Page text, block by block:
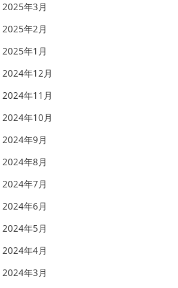
2025年3月
2025年2月
2025年1月
2024年12月
2024年11月
2024年10月
2024年9月
2024年8月
2024年7月
2024年6月
2024年5月
2024年4月
2024年3月